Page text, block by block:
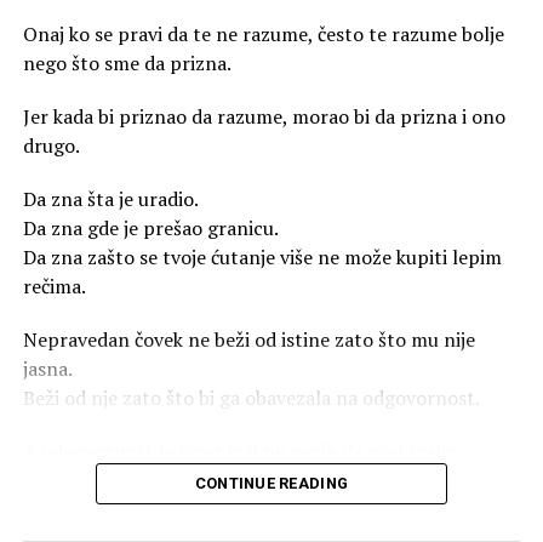
Onaj ko se pravi da te ne razume, često te razume bolje
nego što sme da prizna.
Jer kada bi priznao da razume, morao bi da prizna i ono
drugo.
Da zna šta je uradio.
Da zna gde je prešao granicu.
Da zna zašto se tvoje ćutanje više ne može kupiti lepim
rečima.
Nepravedan čovek ne beži od istine zato što mu nije
jasna.
Beži od nje zato što bi ga obavezala na odgovornost.
Zato se pravi zbunjen.
CONTINUE READING